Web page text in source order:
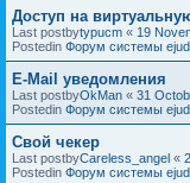
Доступ на
Last postbytypucm « 19
Postedin Форум системы
E-Mail уведомления
Last postbyOkMan « 31
Postedin Форум системы
Свой чекер
Last postbyCareless_angel «
Postedin Форум системы